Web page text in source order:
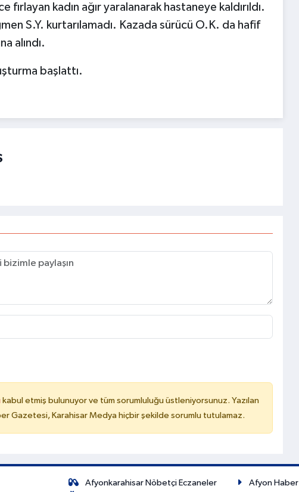
kadın ağır yaralanarak hastaneye kaldırıldı.
S.Y. kurtarılamadı. Kazada sürücü O.K. da hafif
alındı.
başlattı.
kabul etmiş bulunuyor ve tüm sorumluluğu üstleniyorsunuz. Yazılan
Gazetesi, Karahisar Medya hiçbir şekilde sorumlu tutulamaz.
Afyonkarahisar Nöbetçi Eczaneler
Afyon Haber